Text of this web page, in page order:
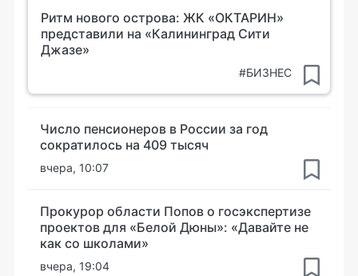
Ритм нового острова: ЖК «ОКТАРИН»
представили на «Калининград Сити
Джазе»
#БИЗНЕС
Число пенсионеров в России за год
сократилось на 409 тысяч
вчера, 10:07
Прокурор области Попов о госэкспертизе
проектов для «Белой Дюны»: «Давайте не
как со школами»
вчера, 19:04